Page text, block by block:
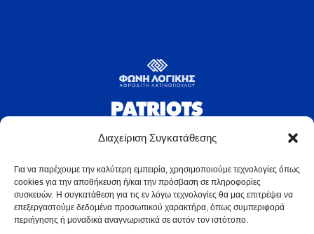
Διαχείριση Συγκατάθεσης
Για να παρέχουμε την καλύτερη εμπειρία, χρησιμοποιούμε τεχνολογίες όπως
cookies για την αποθήκευση ή/και την πρόσβαση σε πληροφορίες
συσκευών. Η συγκατάθεση για τις εν λόγω τεχνολογίες θα μας επιτρέψει να
επεξεργαστούμε δεδομένα προσωπικού χαρακτήρα, όπως συμπεριφορά
περιήγησης ή μοναδικά αναγνωριστικά σε αυτόν τον ιστότοπο.